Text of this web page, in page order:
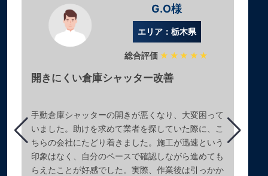
G.O様
エリア：栃木県
総合評価 ★★★★★
開きにくい倉庫シャッター改善
手動倉庫シャッターの開きが悪くなり、大変困って
いました。助けを求めて業者を探していた際に、こ
ちらの会社にたどり着きました。施工が迅速という
印象はなく、自分のペースで確認しながら進めても
らえたことが好感でした。実際、作業後は引っかか